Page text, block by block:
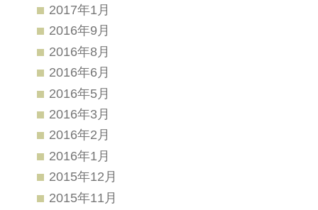
2017年1月
2016年9月
2016年8月
2016年6月
2016年5月
2016年3月
2016年2月
2016年1月
2015年12月
2015年11月